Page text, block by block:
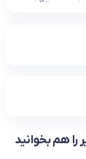
را هم بخوانید